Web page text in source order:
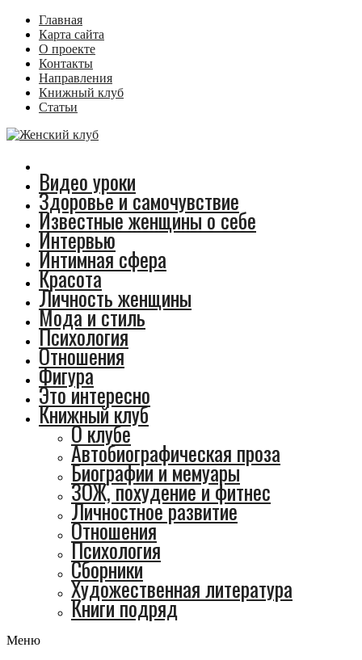
Главная
Карта сайта
О проекте
Контакты
Направления
Книжный клуб
Статьи
Видео уроки
Здоровье и самочувствие
Известные женщины о себе
Интервью
Интимная сфера
Красота
Личность женщины
Мода и стиль
Психология
Отношения
Фигура
Это интересно
Книжный клуб
О клубе
Автобиографическая проза
Биографии и мемуары
ЗОЖ, похудение и фитнес
Личностное развитие
Отношения
Психология
Сборники
Художественная литература
Книги подряд
Меню